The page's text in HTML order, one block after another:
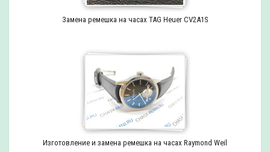
Замена ремешка на часах TAG Heuer CV2A1S
Изготовление и замена ремешка на часах Raymond Weil